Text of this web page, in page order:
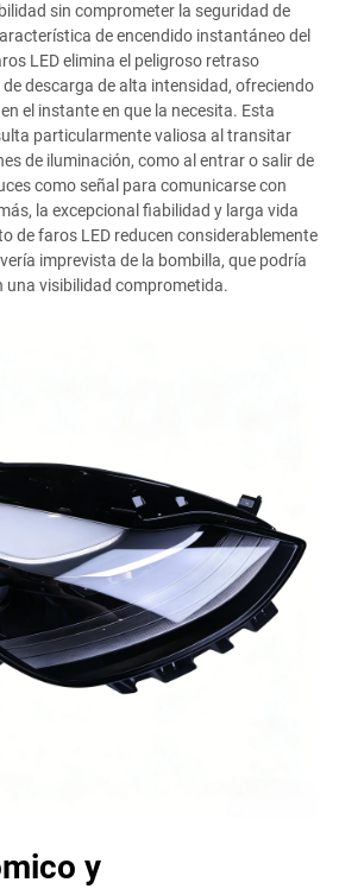
sin comprometer la seguridad de
de encendido instantáneo del
LED elimina el peligroso retraso
descarga de alta intensidad, ofreciendo
el instante en que la necesita. Esta
particularmente valiosa al transitar
de iluminación, como al entrar o salir de
como señal para comunicarse con
la excepcional fiabilidad y larga vida
de faros LED reducen considerablemente
imprevista de la bombilla, que podría
una visibilidad comprometida.
y